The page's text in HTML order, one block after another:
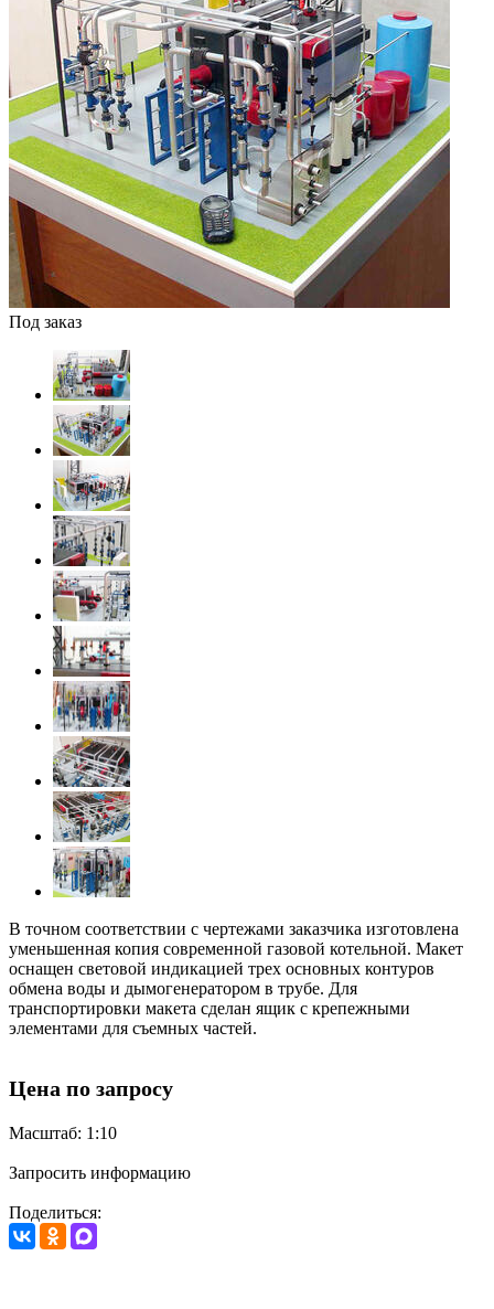
Под заказ
В точном соответствии с чертежами заказчика изготовлена
уменьшенная копия современной газовой котельной. Макет
оснащен световой индикацией трех основных контуров
обмена воды и дымогенератором в трубе. Для
транспортировки макета сделан ящик с крепежными
элементами для съемных частей.
Цена по запросу
Масштаб: 1:10
Запросить информацию
Поделиться: